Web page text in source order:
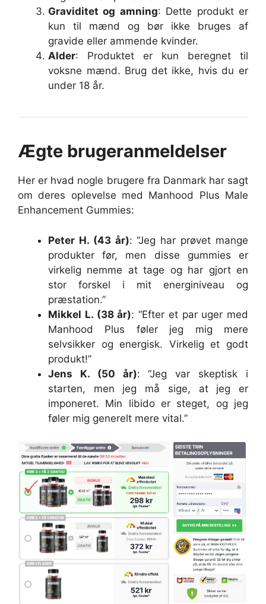
Graviditet og amning: Dette produkt er
kun til mænd og bør ikke bruges af
gravide eller ammende kvinder.
Alder: Produktet er kun beregnet til
voksne mænd. Brug det ikke, hvis du er
under 18 år.
Ægte brugeranmeldelser
Her er hvad nogle brugere fra Danmark har sagt
om deres oplevelse med Manhood Plus Male
Enhancement Gummies:
Peter H. (43 år): “Jeg har prøvet mange
produkter før, men disse gummies er
virkelig nemme at tage og har gjort en
stor forskel i mit energiniveau og
præstation.”
Mikkel L. (38 år): “Efter et par uger med
Manhood Plus føler jeg mig mere
selvsikker og energisk. Virkelig et godt
produkt!”
Jens K. (50 år): “Jeg var skeptisk i
starten, men jeg må sige, at jeg er
imponeret. Min libido er steget, og jeg
føler mig generelt mere vital.”